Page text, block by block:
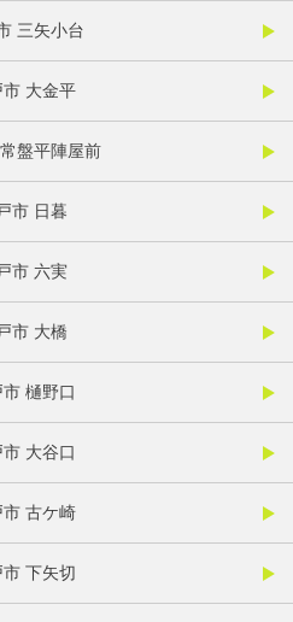
三矢小台
市 大金平
盤平陣屋前
市 日暮
市 六実
市 大橋
樋野口
大谷口
市 古ケ崎
下矢切